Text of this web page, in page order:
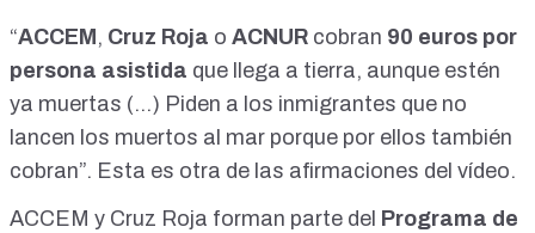
“ACCEM , Cruz Roja o ACNUR cobran 90 euros por
persona asistida que llega a tierra, aunque estén
ya muertas (...) Piden a los inmigrantes que no
lancen los muertos al mar porque por ellos también
cobran”. Esta es otra de las afirmaciones del vídeo.
ACCEM y Cruz Roja forman parte del Programa de